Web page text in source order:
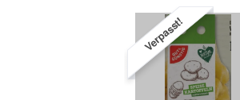
Verpasst!